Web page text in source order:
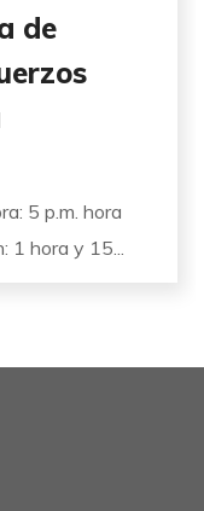
de
5 p.m. hora
1 hora y 15...